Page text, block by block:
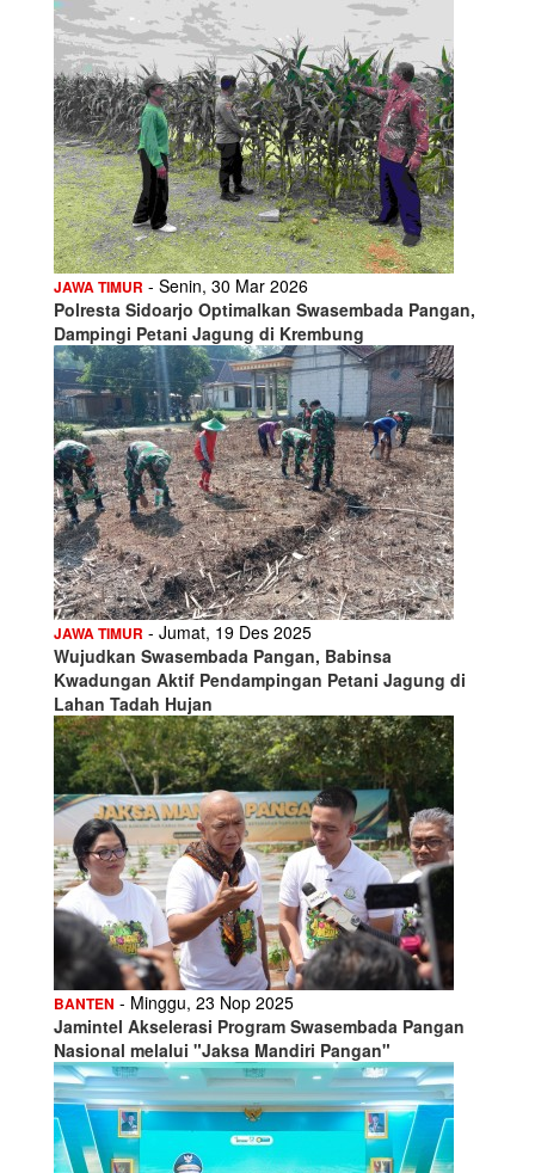
JAWA TIMUR - Senin, 30 Mar 2026
Polresta Sidoarjo Optimalkan Swasembada Pangan,
Dampingi Petani Jagung di Krembung
JAWA TIMUR - Jumat, 19 Des 2025
Wujudkan Swasembada Pangan, Babinsa
Kwadungan Aktif Pendampingan Petani Jagung di
Lahan Tadah Hujan
BANTEN - Minggu, 23 Nop 2025
Jamintel Akselerasi Program Swasembada Pangan
Nasional melalui "Jaksa Mandiri Pangan"